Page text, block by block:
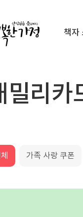
책자
밀리카
가족 사랑 쿠폰